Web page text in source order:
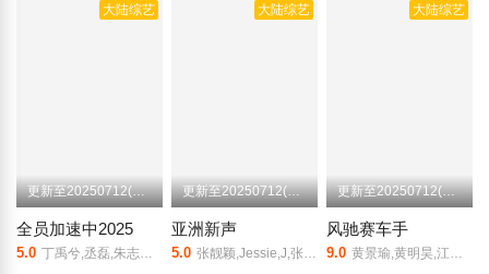
大陆综艺
更新至20250712(第8期)
全员加速中2025
5.0 丁禹兮,丞磊,朱志鑫,张泽禹,张极,左航,苏新皓,苏醒,尹浩宇,余承恩,赵奕欢,王琳凯,齐思钧,唐九洲,夏之光,张艺凡
大陆综艺
更新至20250712(第8期加更)
亚洲新声
5.0 张靓颖,Jessie,J,张信哲
大陆综艺
更新至20250712(火锅局)
风驰赛车手
9.0 黄景瑜,黄明昊,江奇霖,金晨,李承铉,李治廷,林一